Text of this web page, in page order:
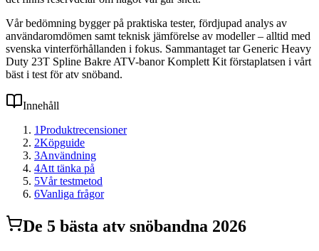
Vår bedömning bygger på praktiska tester, fördjupad analys av
användaromdömen samt teknisk jämförelse av modeller – alltid med
svenska vinterförhållanden i fokus. Sammantaget tar Generic Heavy
Duty 23T Spline Bakre ATV-banor Komplett Kit förstaplatsen i vårt
bäst i test för atv snöband.
Innehåll
1Produktrecensioner
2Köpguide
3Användning
4Att tänka på
5Vår testmetod
6Vanliga frågor
De 5 bästa atv snöbandna 2026